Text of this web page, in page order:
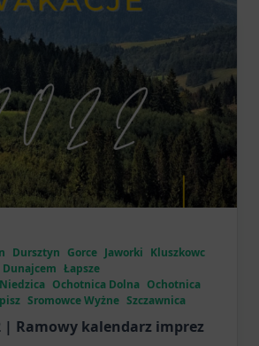
Dursztyn Gorce Jaworki Kluszkowc
Dunajcem Łapsze
Niedzica Ochotnica Dolna Ochotnica
Sromowce Wyżne Szczawnica
| Ramowy kalendarz imprez